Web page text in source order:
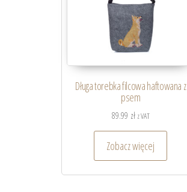
Długa torebka filcowa haftowana z
psem
89.99 zł z VAT
Zobacz więcej